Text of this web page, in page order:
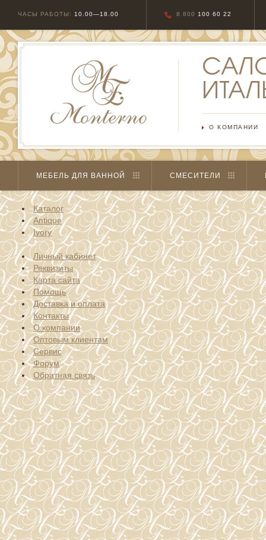
О КОМПАНИИ
МЕБЕЛЬ ДЛЯ ВАННОЙ СМЕСИТЕЛИ
Каталог
Antique
Ivory
Личный кабинет
Реквизиты
Карта сайта
Помощь
Доставка и оплата
Контакты
О компании
Оптовым клиентам
Сервис
Форум
Обратная связь
ЧАСЫ РАБОТЫ: 10.00—18.00 8 800 100 60 22